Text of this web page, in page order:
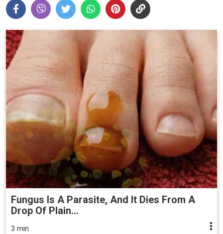
Fungus Is A Parasite, And It Dies From A
Drop Of Plain...
3 min